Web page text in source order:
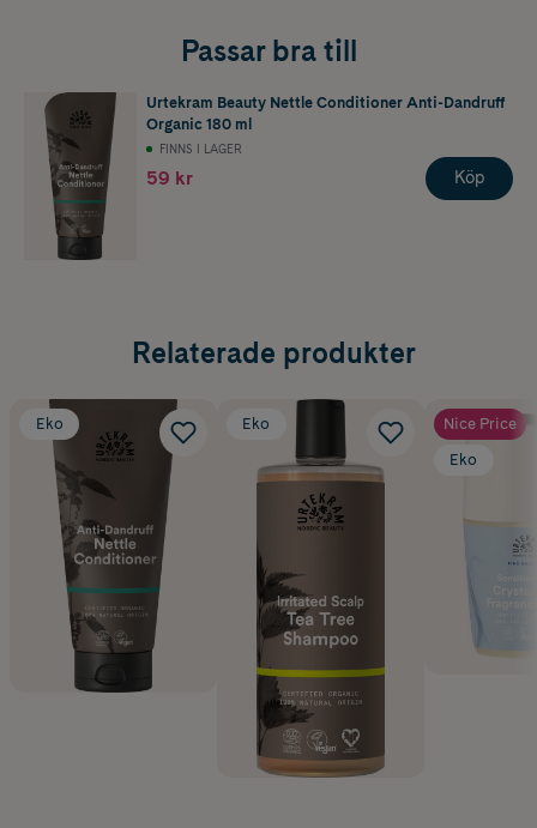
Passar bra till
Urtekram Beauty Nettle Conditioner Anti-Dandruff
Organic 180 ml
FINNS I LAGER
59 kr Köp
Relaterade produkter
Eko Eko
Nice Price
Eko